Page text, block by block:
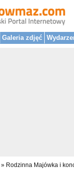
Galeria zdjęć
» Rodzinna Majówka i